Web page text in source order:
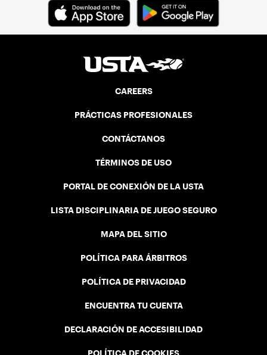
CAREERS
PRÁCTICAS PROFESIONALES
CONTÁCTANOS
TÉRMINOS DE USO
PORTAL DE CONEXIÓN DE LA USTA
LISTA DISCIPLINARIA DE JUEGO SEGURO
MAPA DEL SITIO
POLÍTICA PARA ÁRBITROS
POLÍTICA DE PRIVACIDAD
ENCUENTRA TU CUENTA
DECLARACIÓN DE ACCESIBILIDAD
POLÍTICA DE COOKIES